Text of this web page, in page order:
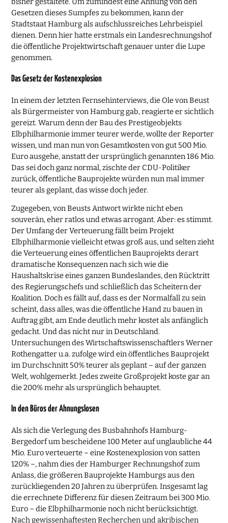
Gesetzen dieses Sumpfes zu bekommen, kann der
Stadtstaat Hamburg als aufschlussreiches Lehrbeispiel
dienen. Denn hier hatte erstmals ein Landesrechnungshof
die öffentliche Projektwirtschaft genauer unter die Lupe
genommen.
Das Gesetz der Kostenexplosion
In einem der letzten Fernsehinterviews, die Ole von Beust
als Bürgermeister von Hamburg gab, reagierte er sichtlich
gereizt. Warum denn der Bau des Prestigeobjekts
Elbphilharmonie immer teurer werde, wollte der Reporter
wissen, und man nun von Gesamtkosten von gut 500 Mio.
Euro ausgehe, anstatt der ursprünglich genannten 186 Mio.
Das sei doch ganz normal, zischte der CDU-Politiker
zurück, öffentliche Bauprojekte würden nun mal immer
teurer als geplant, das wisse doch jeder.
Zugegeben, von Beusts Antwort wirkte nicht eben
souverän, eher ratlos und etwas arrogant. Aber: es stimmt.
Der Umfang der Verteuerung fällt beim Projekt
Elbphilharmonie vielleicht etwas groß aus, und selten zieht
die Verteuerung eines öffentlichen Bauprojekts derart
dramatische Konsequenzen nach sich wie die
Haushaltskrise eines ganzen Bundeslandes, den Rücktritt
des Regierungschefs und schließlich das Scheitern der
Koalition. Doch es fällt auf, dass es der Normalfall zu sein
scheint, dass alles, was die öffentliche Hand zu bauen in
Auftrag gibt, am Ende deutlich mehr kostet als anfänglich
gedacht. Und das nicht nur in Deutschland.
Untersuchungen des Wirtschaftswissenschaftlers Werner
Rothengatter u.a. zufolge wird ein öffentliches Bauprojekt
im Durchschnitt 50% teurer als geplant – auf der ganzen
Welt, wohlgemerkt. Jedes zweite Großprojekt koste gar an
die 200% mehr als ursprünglich behauptet.
In den Büros der Ahnungslosen
Als sich die Verlegung des Busbahnhofs Hamburg-
Bergedorf um bescheidene 100 Meter auf unglaubliche 44
Mio. Euro verteuerte – eine Kostenexplosion von satten
120% –, nahm dies der Hamburger Rechnungshof zum
Anlass, die größeren Bauprojekte Hamburgs aus den
zurückliegenden 20 Jahren zu überprüfen. Insgesamt lag
die errechnete Differenz für diesen Zeitraum bei 300 Mio.
Euro – die Elbphilharmonie noch nicht berücksichtigt.
Nach gewissenhaftesten Recherchen und akribischen